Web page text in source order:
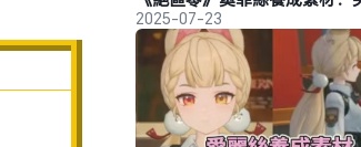
2025-07-23